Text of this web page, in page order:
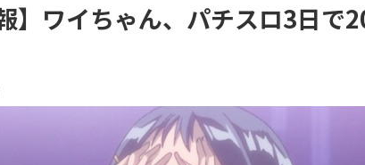
】ワイちゃん、パチスロ3日で